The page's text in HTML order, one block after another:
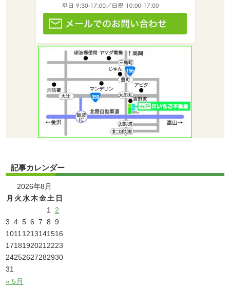
記事カレンダー
2026年8月
月 火 水木金土 日
1
2
3 4 5 6 7 8 9
1011 1213141516
1718192021 2223
24252627282930
31
« 5月